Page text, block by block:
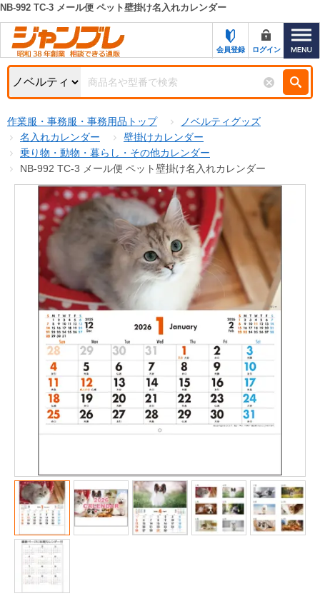
カテゴリー一覧
お知らせ
特集・キャンペーン一覧
初めての方へ
お問い合わせ
サポート＆ヘルプ
FAX注文用紙の印刷
ジャンブレの特長
新規登録キャンペーン
名入れ刺繍
メーカーカタログ一覧
カタログ請求（無料）
デジタルカタログ
キーワード検索
検索条件
商品カテゴリから選ぶ
商品ステータスで絞る
キャンペーン
おすすめ
NEW
売れ筋
オリジナル
処分品
販売終了
販売価格(税抜き)で絞る
円から
円まで
NB-992 TC-3 メール便 ペット壁掛け名入れカレンダー
会員登録 ログイン
作業服・事務服・事務用品トップ
ノベルティグッズ
名入れカレンダー
壁掛けカレンダー
乗り物・動物・暮らし・その他カレンダー
NB-992 TC-3 メール便 ペット壁掛け名入れカレンダー